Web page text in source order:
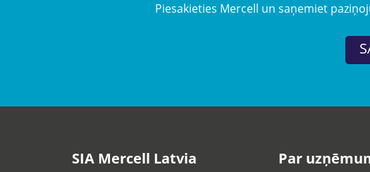
Piesakieties Mercell un saņemiet
SIA Mercell Latvia Par